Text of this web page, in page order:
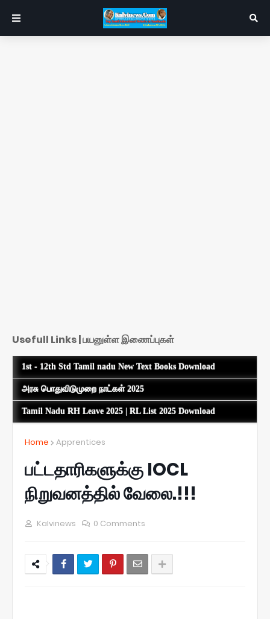
Usefull Links | பயனுள்ள இணைப்புகள்
1st - 12th Std Tamil nadu New Text Books Download
அரசு பொதுவிடுமுறை நாட்கள் 2025
Tamil Nadu RH Leave 2025 | RL List 2025 Download
Home Apprentices
பட்டதாரிகளுக்கு IOCL
நிறுவனத்தில் வேலை.!!!
Kalvinews 0 Comments